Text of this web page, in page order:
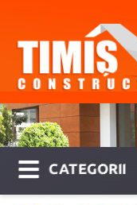
CATEGORII